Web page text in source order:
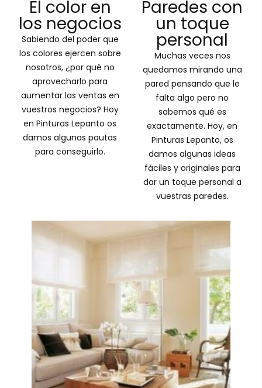
El color en
los negocios
Sabiendo del poder que
los colores ejercen sobre
nosotros, ¿por qué no
aprovecharlo para
aumentar las ventas en
vuestros negocios? Hoy
en Pinturas Lepanto os
damos algunas pautas
para conseguirlo.
Paredes con
un toque
personal
Muchas veces nos
quedamos mirando una
pared pensando que le
falta algo pero no
sabemos qué es
exactamente. Hoy, en
Pinturas Lepanto, os
damos algunas ideas
fáciles y originales para
dar un toque personal a
vuestras paredes.